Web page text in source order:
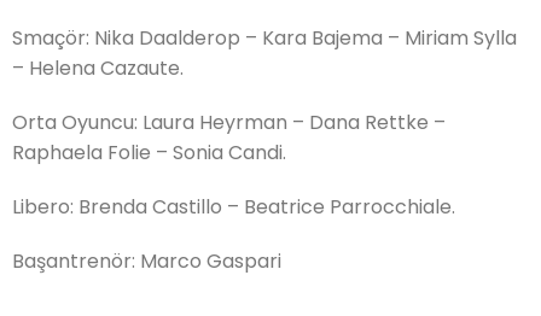
Smaçör: Nika Daalderop – Kara Bajema – Miriam Sylla
– Helena Cazaute.
Orta Oyuncu: Laura Heyrman – Dana Rettke –
Raphaela Folie – Sonia Candi.
Libero: Brenda Castillo – Beatrice Parrocchiale.
Başantrenör: Marco Gaspari